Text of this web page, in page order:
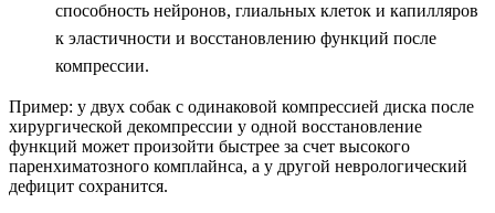
способность нейронов, глиальных клеток и капилляров
к эластичности и восстановлению функций после
компрессии.
Пример: у двух собак с одинаковой компрессией диска после
хирургической декомпрессии у одной восстановление
функций может произойти быстрее за счет высокого
паренхиматозного комплайнса, а у другой неврологический
дефицит сохранится.